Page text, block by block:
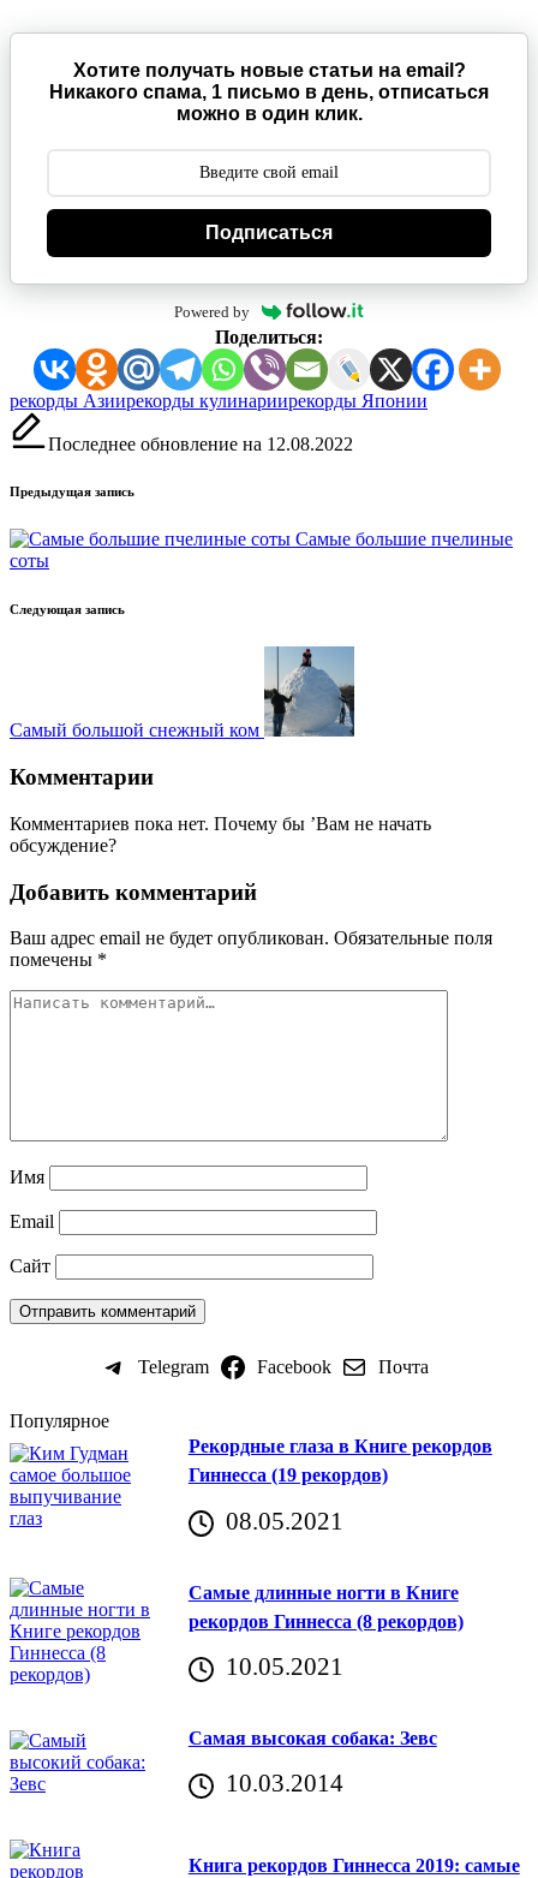
Хотите получать новые статьи на email?
Никакого спама, 1 письмо в день, отписаться
можно в один клик.
Подписаться
Powered by
Поделиться:
Метки:
рекорды Азиирекорды кулинариирекорды Японии
Последнее обновление на 12.08.2022
Навигация
записи
Предыдущая запись
Самые большие пчелиные
соты
Следующая запись
Самый большой снежный ком
Комментарии
Комментариев пока нет. Почему бы ’Вам не начать
обсуждение?
Добавить комментарий
Ваш адрес email не будет опубликован. Обязательные поля
помечены *
Имя
Email
Сайт
Telegram Facebook Почта
Популярное
Рекордные глаза в Книге рекордов
Гиннесса (19 рекордов)
08.05.2021
Самые длинные ногти в Книге
рекордов Гиннесса (8 рекордов)
10.05.2021
Самая высокая собака: Зевс
10.03.2014
Книга рекордов Гиннесса 2019: самые